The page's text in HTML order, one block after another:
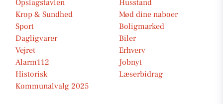
Opslagstavlen
Husstand
Krop & Sundhed
Mød dine naboer
Sport
Boligmarked
Dagligvarer
Biler
Vejret
Erhverv
Alarm112
Jobnyt
Historisk
Læserbidrag
Kommunalvalg 2025